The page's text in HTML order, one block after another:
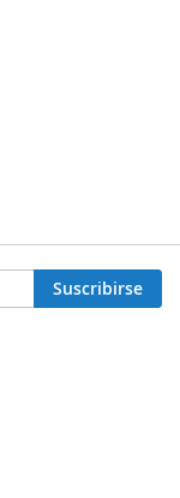
Suscribirse